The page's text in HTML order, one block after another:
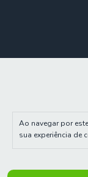
Ao navegar por
sua experiência de